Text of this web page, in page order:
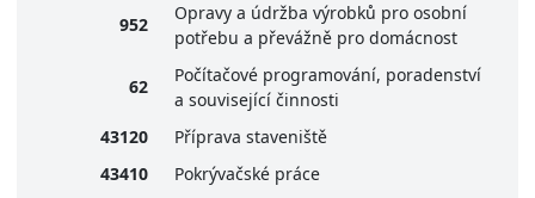
952
Opravy a údržba výrobků pro osobní
potřebu a převážně pro domácnost
62
Počítačové programování, poradenství
a související činnosti
43120
Příprava staveniště
43410
Pokrývačské práce